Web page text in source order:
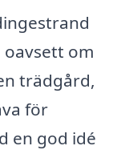
om
trädgård,
för
en god idé